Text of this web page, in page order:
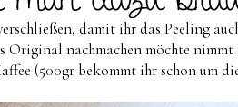
damit ihr das Peeling
Original nachmachen möchte
(500gr bekommt ihr schon um